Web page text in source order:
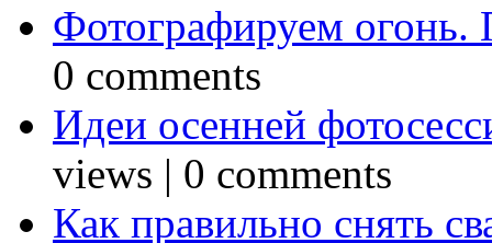
Фотографируем огонь.
0 comments
Идеи осенней
views | 0 comments
Как правильно снять